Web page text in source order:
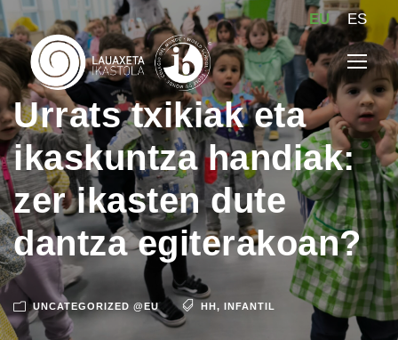
EU ES
Urrats txikiak eta
ikaskuntza handiak:
zer ikasten dute
dantza egiterakoan?
UNCATEGORIZED @EU HH, INFANTIL